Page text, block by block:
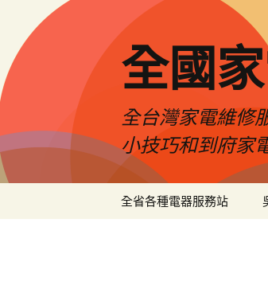
全國
全台灣家電維修
小技巧和到府家
全省各種電器服務站